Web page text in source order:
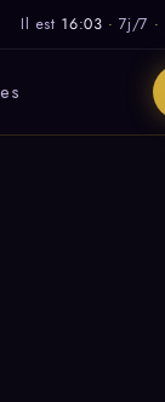
Il est 16:03 · 7j/7 ·